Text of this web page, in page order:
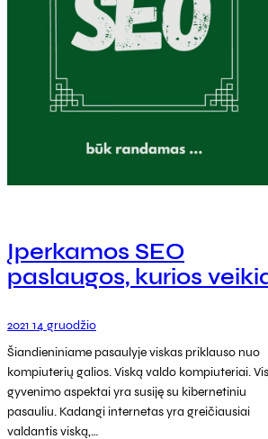
Įperkamos SEO
paslaugos, kurios
2021 14 gruodžio
Šiandieniniame pasaulyje viskas priklauso nuo
kompiuterių galios. Viską valdo kompiuteriai.
gyvenimo aspektai yra susiję su kibernetiniu
pasauliu. Kadangi internetas yra greičiausiai
valdantis viską,…